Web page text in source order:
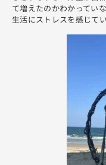
て増えたのかわかってい
生活にストレスを感じて